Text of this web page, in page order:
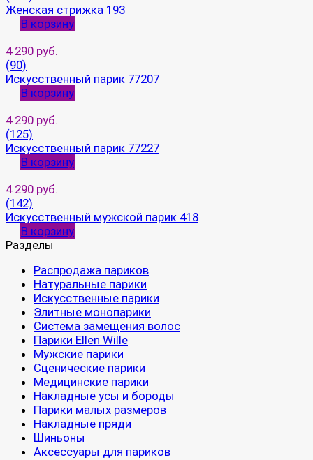
Женская стрижка 193
В корзину
4 290 руб.
(90)
Искусственный парик 77207
В корзину
4 290 руб.
(125)
Искусственный парик 77227
В корзину
4 290 руб.
(142)
Искусственный мужской парик 418
В корзину
Разделы
Распродажа париков
Натуральные парики
Искусственные парики
Элитные монопарики
Система замещения волос
Парики Ellen Wille
Мужские парики
Сценические парики
Медицинские парики
Накладные усы и бороды
Парики малых размеров
Накладные пряди
Шиньоны
Аксессуары для париков